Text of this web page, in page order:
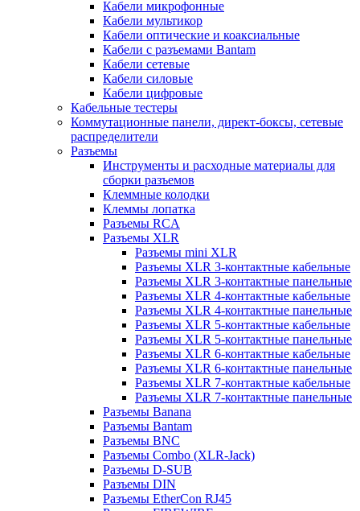
Кабели микрофонные
Кабели мультикор
Кабели оптические и коаксиальные
Кабели с разъемами Bantam
Кабели сетевые
Кабели силовые
Кабели цифровые
Кабельные тестеры
Коммутационные панели, директ-боксы, сетевые
распределители
Разъемы
Инструменты и расходные материалы для
сборки разъемов
Клеммные колодки
Клеммы лопатка
Разъемы RCA
Разъемы XLR
Разъемы mini XLR
Разъемы XLR 3-контактные кабельные
Разъемы XLR 3-контактные панельные
Разъемы XLR 4-контактные кабельные
Разъемы XLR 4-контактные панельные
Разъемы XLR 5-контактные кабельные
Разъемы XLR 5-контактные панельные
Разъемы XLR 6-контактные кабельные
Разъемы XLR 6-контактные панельные
Разъемы XLR 7-контактные кабельные
Разъемы XLR 7-контактные панельные
Разъемы Banana
Разъемы Bantam
Разъемы BNC
Разъемы Combo (XLR-Jack)
Разъемы D-SUB
Разъемы DIN
Разъемы EtherCon RJ45